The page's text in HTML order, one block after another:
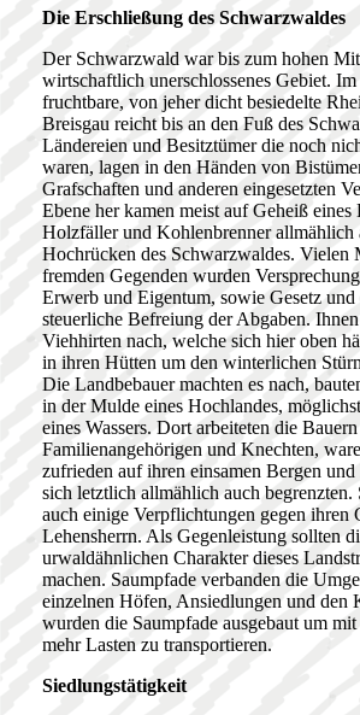
Die Erschließung des Schwarzwaldes
Der Schwarzwald war bis zum hohen
wirtschaftlich unerschlossenes Gebiet.
fruchtbare, von jeher dicht besiedelte
Breisgau reicht bis an den Fuß des
Ländereien und Besitztümer die noch
waren, lagen in den Händen von
Grafschaften und anderen eingesetzten
Ebene her kamen meist auf Geheiß eines
Holzfäller und Kohlenbrenner allmählich
Hochrücken des Schwarzwaldes. Vielen
fremden Gegenden wurden
Erwerb und Eigentum, sowie Gesetz und
steuerliche Befreiung der Abgaben.
Viehhirten nach, welche sich hier oben
in ihren Hütten um den winterlichen
Die Landbebauer machten es nach,
in der Mulde eines Hochlandes,
eines Wassers. Dort arbeiteten die
Familienangehörigen und Knechten,
zufrieden auf ihren einsamen Bergen
sich letztlich allmählich auch begrenzten.
auch einige Verpflichtungen gegen ihren
Lehensherrn. Als Gegenleistung sollten
urwaldähnlichen Charakter dieses
machen. Saumpfade verbanden die
einzelnen Höfen, Ansiedlungen und den
wurden die Saumpfade ausgebaut um
mehr Lasten zu transportieren.
Siedlungstätigkeit